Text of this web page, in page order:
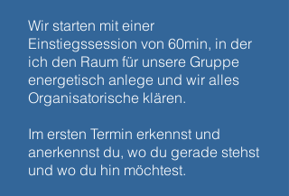
Wir starten mit einer
Einstiegssession von 60min, in der
ich den Raum für unsere Gruppe
energetisch anlege und wir alles
Organisatorische klären.
Im ersten Termin erkennst und
anerkennst du, wo du gerade stehst
und wo du hin möchtest.